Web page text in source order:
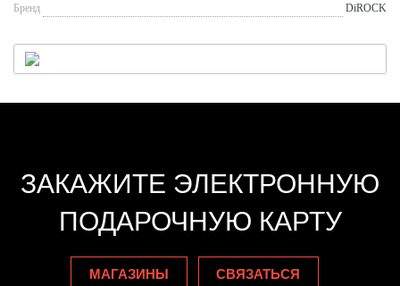
Бренд DiROCK
ЗАКАЖИТЕ ЭЛЕКТРОННУЮ
ПОДАРОЧНУЮ КАРТУ
МАГАЗИНЫ СВЯЗАТЬСЯ